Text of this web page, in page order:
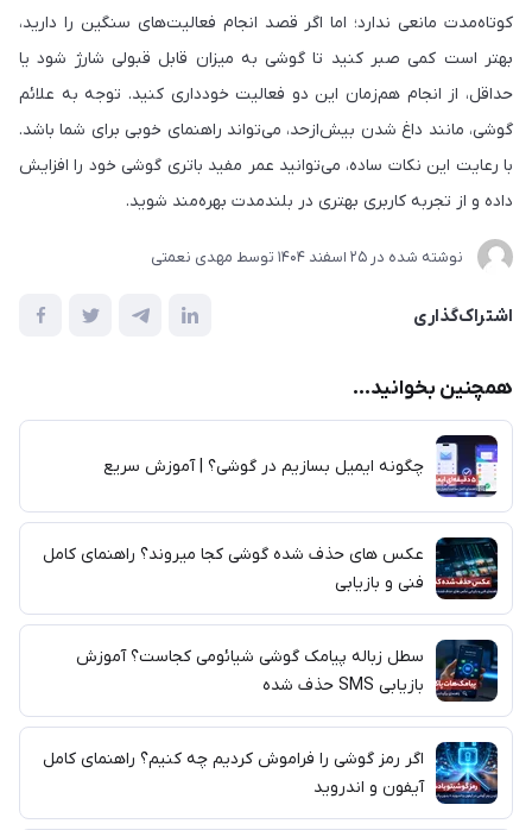
کوتاه‌مدت مانعی ندارد؛ اما اگر قصد انجام فعالیت‌های سنگین را دارید،
بهتر است کمی صبر کنید تا گوشی به میزان قابل قبولی شارژ شود یا
حداقل، از انجام هم‌زمان این دو فعالیت خودداری کنید. توجه به علائم
گوشی، مانند داغ شدن بیش‌ازحد، می‌تواند راهنمای خوبی برای شما باشد.
با رعایت این نکات ساده، می‌توانید عمر مفید باتری گوشی خود را افزایش
داده و از تجربه‌ کاربری بهتری در بلندمدت بهره‌مند شوید.
نوشته شده در 25 اسفند 1404 توسط مهدی نعمتی
اشتراک‌گذاری
همچنین بخوانید...
چگونه ایمیل بسازیم در گوشی؟ | آموزش سریع
عکس های حذف شده گوشی کجا میروند؟ راهنمای کامل
فنی و بازیابی
سطل زباله پیامک گوشی شیائومی کجاست؟ آموزش
بازیابی SMS حذف شده
اگر رمز گوشی را فراموش کردیم چه کنیم؟ راهنمای کامل
آیفون و اندروید